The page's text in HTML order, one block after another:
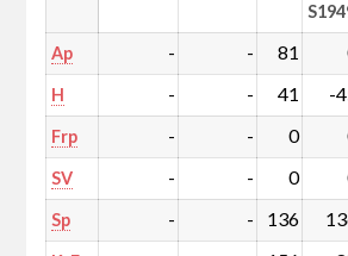
Ap - - 81
H - - 41 -
Frp - - 0
SV - - 0
Sp - - 136